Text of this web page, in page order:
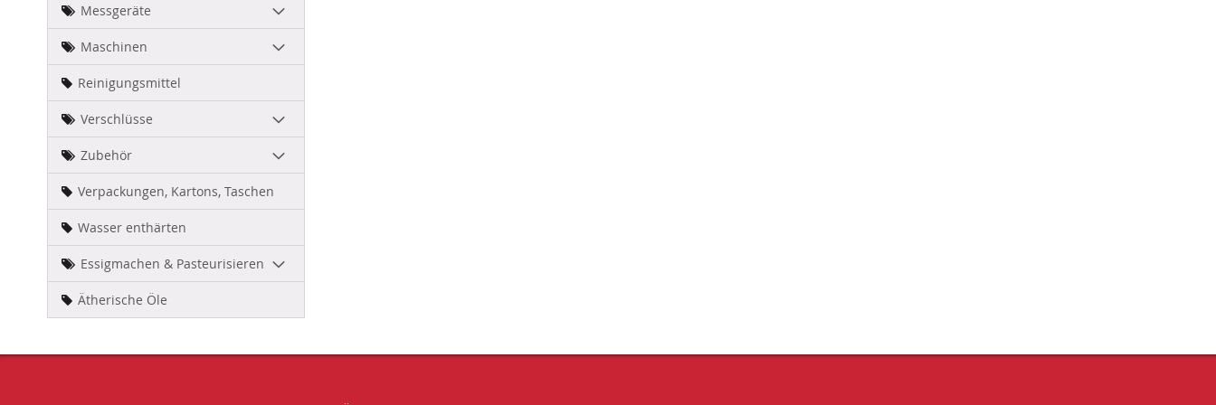
Messgeräte
Maschinen
Reinigungsmittel
Verschlüsse
Zubehör
Verpackungen, Kartons, Taschen
Wasser enthärten
Essigmachen & Pasteurisieren
Ätherische Öle